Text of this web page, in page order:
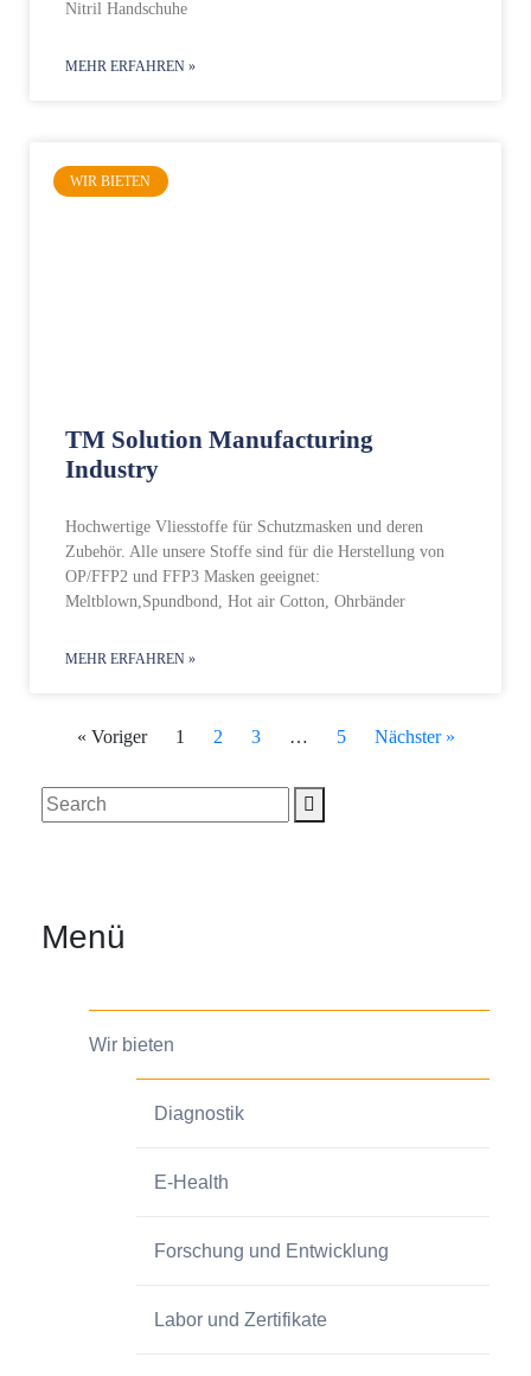
Nitril Handschuhe
MEHR ERFAHREN »
WIR BIETEN
TM Solution Manufacturing
Industry
Hochwertige Vliesstoffe für Schutzmasken und deren
Zubehör. Alle unsere Stoffe sind für die Herstellung von
OP/FFP2 und FFP3 Masken geeignet:
Meltblown,Spundbond, Hot air Cotton, Ohrbänder
MEHR ERFAHREN »
« Voriger 1 2 3 … 5 Nächster »
Menü
Wir bieten
Diagnostik
E-Health
Forschung und Entwicklung
Labor und Zertifikate